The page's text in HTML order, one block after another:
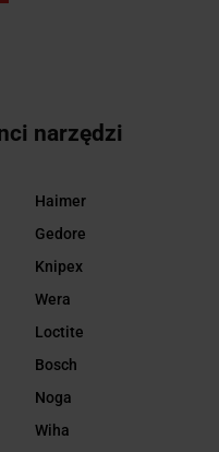
narzędzi
Haimer
Gedore
Knipex
Wera
Loctite
Bosch
Noga
Wiha